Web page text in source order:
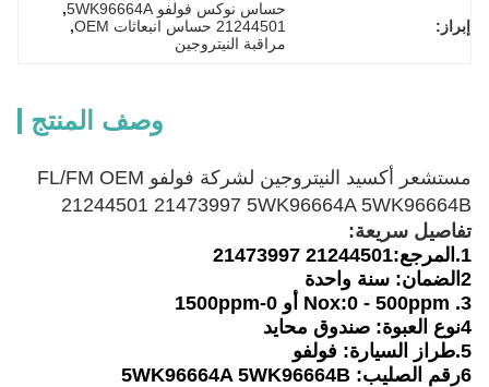
إبراز:
حساس نوكس فولفو 5WK96664A
,
21244501 حساس انبعاثات OEM
,
مراقبة النيتروجين
وصف المنتج
مستشعر أكسيد النيتروجين لشركة فولفو FL/FM OEM
21244501 21473997 5WK96664A 5WK96664B
تفاصيل سريعة:
1. المرجع:21244501 21473997
2الضمان: سنة واحدة
3. Nox:0 - 500ppm أو 0-1500ppm
4نوع العبوة: صندوق محايد
5. طراز السيارة: فولفو
6رقم الصليب: 5WK96664A 5WK96664B